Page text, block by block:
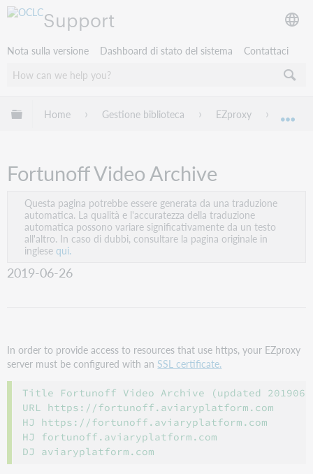
Support
Nota sulla versione Dashboard di stato del sistema Contattaci
Espandi/comprimi la gerarchia globale
Home Gestione biblioteca EZproxy
Fortunoff Video Archive
Questa pagina potrebbe essere generata da una traduzione
automatica. La qualità e l'accuratezza della traduzione
automatica possono variare significativamente da un testo
all'altro. In caso di dubbi, consultare la pagina originale in
inglesequi.
2019-06-26
In order to provide access to resources that use https, your EZproxy
server must be configured with an SSL certificate.
Title Fortunoff Video Archive (updated
URL https://fortunoff.aviaryplatform.com
HJ https://fortunoff.aviaryplatform.com
HJ fortunoff.aviaryplatform.com